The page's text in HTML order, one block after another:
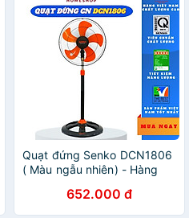
Quạt đứng Senko DCN1806
( Màu ngẫu nhiên) - Hàng
652.000 đ